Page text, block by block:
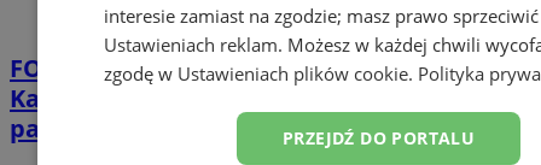
FOTO
130 papug zabezpieczonych w
Katowicach. Trwa postępowanie w sprawie
papugarni
interesie zamiast na zgodzie; masz prawo
Ustawieniach reklam. Możesz w każdej chwili
zgodę w Ustawieniach plików cookie. Polityka
PRZEJDŹ DO PORTALU